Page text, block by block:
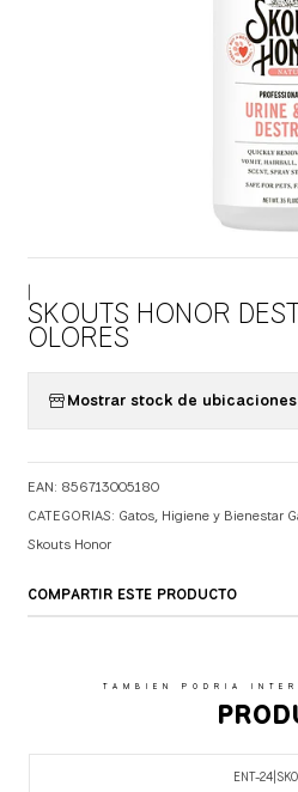
SKOUTS HONOR
OLORES
Mostrar stock de ubicaciones
EAN: 856713005180
CATEGORIAS: Gatos, Higiene y Bienestar
Skouts Honor
COMPARTIR ESTE PRODUCTO
TAMBIEN PODRIA
ENT-24|